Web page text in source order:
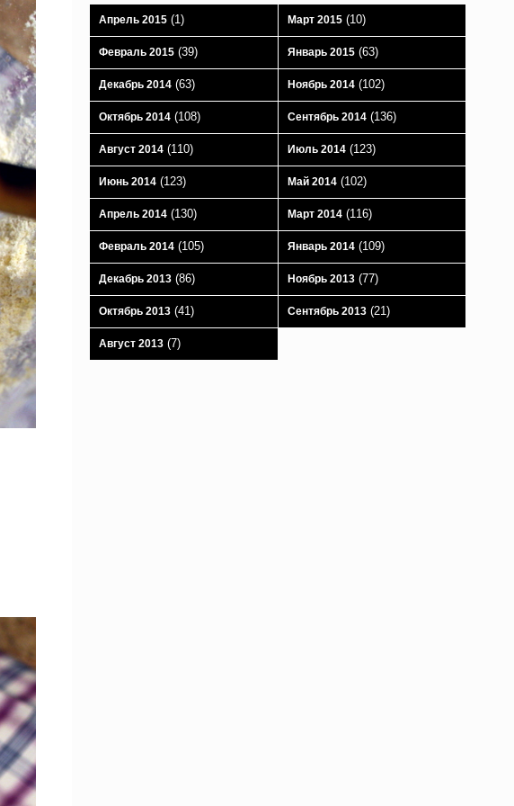
Апрель 2015 (1) Март 2015(10)
Февраль 2015 (39) Январь 2015(63)
Декабрь 2014 (63) Ноябрь 2014(102)
Октябрь 2014 (108) Сентябрь 2014(136)
Август 2014 (110) Июль 2014(123)
Июнь 2014 (123) Май 2014(102)
Апрель 2014 (130) Март 2014(116)
Февраль 2014 (105) Январь 2014(109)
Декабрь 2013 (86) Ноябрь 2013(77)
Октябрь 2013 (41) Сентябрь 2013(21)
Август 2013 (7)